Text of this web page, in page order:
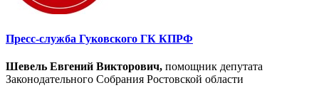
Пресс-служба Гуковского ГК КПРФ
Шевель Евгений Викторович, помощник депутата
Законодательного Собрания Ростовской области